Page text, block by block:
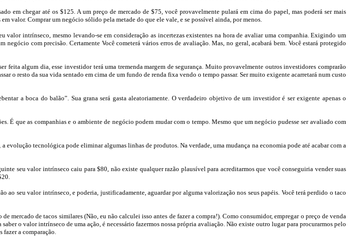
em chegar até os $125. A um preço de mercado de $75, você provavelmente pulará em cima do papel, mas poderá ser mais
valor. Comprar um negócio sólido pela metade do que ele vale, e se possível ainda, por menos.
intrínseco, mesmo levando-se em consideração as incertezas existentes na hora de avaliar uma companhia. Exigindo um
com precisão. Certamente Você cometerá vários erros de avaliação. Mas, no geral, acabará bem. Você estará protegido
feita algum dia, esse investidor terá uma tremenda margem de segurança. Muito provavelmente outros investidores comprarão
o resto da sua vida sentado em cima de um fundo de renda fixa vendo o tempo passar. Ser muito exigente acarretará num custo
a boca do balão”. Sua grana será gasta aleatoriamente. O verdadeiro objetivo de um investidor é ser exigente apenas o
É que as companhias e o ambiente de negócio podem mudar com o tempo. Mesmo que um negócio pudesse ser avaliado com
evolução tecnológica pode eliminar algumas linhas de produtos. Na verdade, uma mudança na economia pode até acabar com a
seu valor intrínseco caiu para $80, não existe qualquer razão plausível para acreditarmos que você conseguiria vender suas
seu valor intrínseco, e poderia, justificadamente, aguardar por alguma valorização nos seus papéis. Você terá perdido o taco
mercado de tacos similares (Não, eu não calculei isso antes de fazer a compra!). Como consumidor, empregar o preço de venda
saber o valor intrínseco de uma ação, é necessário fazermos nossa própria avaliação. Não existe outro lugar para procurarmos pelo
fazer a comparação.